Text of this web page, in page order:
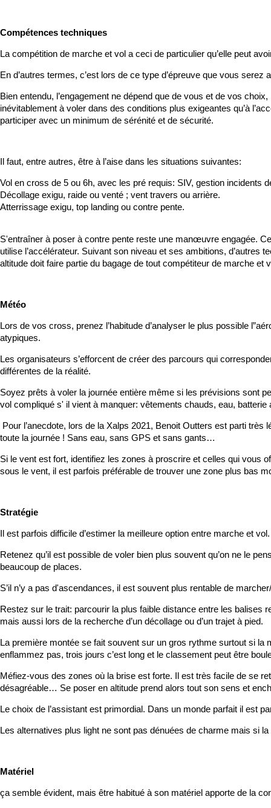
Compétences techniques
La compétition de marche et vol a ceci de particulier qu’elle peut
En d’autres termes, c’est lors de ce type d’épreuve que vous
Bien entendu, l’engagement ne dépend que de vous et de vos
inévitablement à voler dans des conditions plus exigeantes qu’à
participer avec un minimum de sérénité et de sécurité.
Il faut, entre autres, être à l’aise dans les situations suivantes:
Vol en cross de 5 ou 6h, avec les pré requis: SIV, gestion incidents
Décollage exigu, raide ou venté ; vent travers ou arrière.
Atterrissage exigu, top landing ou contre pente.
S'entraîner à poser à contre pente reste une manœuvre engagée.
utilise l’accélérateur. Suivant son niveau et ses ambitions, d’autres
altitude doit faire partie du bagage de tout compétiteur de marche et
Météo
Lors de vos cross, prenez l’habitude d’analyser le plus possible
atypiques.
Les organisateurs s’efforcent de créer des parcours qui
différentes de la réalité.
Soyez prêts à voler la journée entière même si les prévisions sont
vol compliqué s' il vient à manquer: vêtements chauds, eau,
Pour l’anecdote, lors de la Xalps 2021, Benoit Outters est parti
toute la journée ! Sans eau, sans GPS et sans gants…
Si le vent est fort, identifiez les zones à proscrire et celles qui vous
sous le vent, il est parfois préférable de trouver une zone plus bas
Stratégie
Il est parfois difficile d’estimer la meilleure option entre marche et vol.
Retenez qu’il est possible de voler bien plus souvent qu’on ne le
beaucoup de places.
S’il n’y a pas d'ascendances, il est souvent plus rentable de
Restez sur le trait: parcourir la plus faible distance entre les balises
mais aussi lors de la recherche d’un décollage ou d’un trajet à pied.
La première montée se fait souvent sur un gros rythme surtout si
enflammez pas, trois jours c’est long et le classement peut être
Méfiez-vous des zones où la brise est forte. Il est très facile de se
désagréable… Se poser en altitude prend alors tout son sens et
Le choix de l’assistant est primordial. Dans un monde parfait il est
Les alternatives plus light ne sont pas dénuées de charme mais si
Matériel
ça semble évident, mais être habitué à son matériel apporte de la